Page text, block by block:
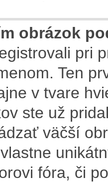
obrázok
pri
Ten
v tvare
ste už
väčší
fóra, či